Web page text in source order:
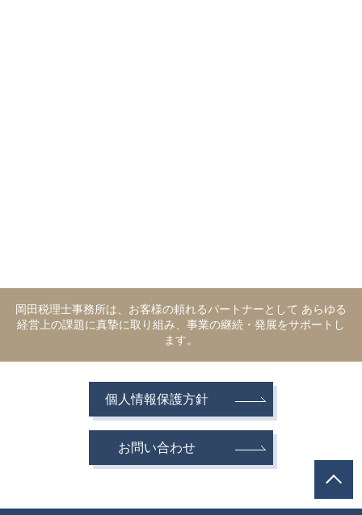
岡田税理士事務所は、お客様の頼れるパートナーとして あらゆる
経営上の課題に真摯に取り組み、事業の継続・発展をサポートし
ます。
個人情報保護方針
お問い合わせ